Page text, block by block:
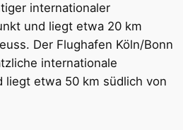
internationaler
und liegt etwa 20 km
Der Flughafen Köln/Bonn
internationale
liegt etwa 50 km südlich von